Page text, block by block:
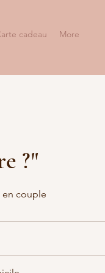
cadeau More
?"
couple